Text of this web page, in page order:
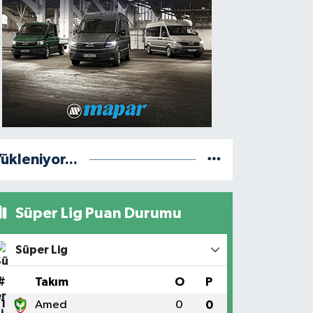
Süper Lig Puan Durumu
Süper Lig
Takım O P
1 Amed 0 0